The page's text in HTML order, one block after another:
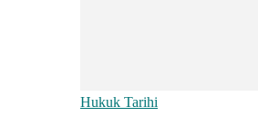
Hukuk Tarihi